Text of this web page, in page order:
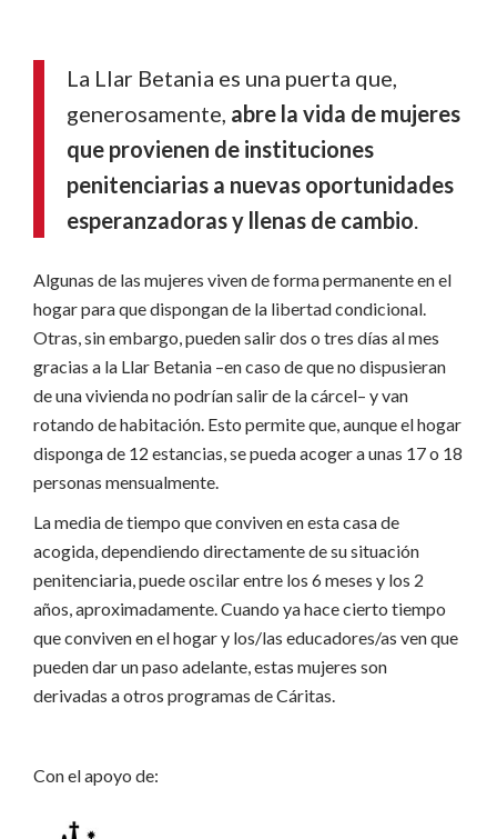
La Llar Betania es una puerta que,
generosamente, abre la vida de mujeres
que provienen de instituciones
penitenciarias a nuevas oportunidades
esperanzadoras y llenas de cambio.
Algunas de las mujeres viven de forma permanente en el
hogar para que dispongan de la libertad condicional.
Otras, sin embargo, pueden salir dos o tres días al mes
gracias a la Llar Betania –en caso de que no dispusieran
de una vivienda no podrían salir de la cárcel– y van
rotando de habitación. Esto permite que, aunque el hogar
disponga de 12 estancias, se pueda acoger a unas 17 o 18
personas mensualmente.
La media de tiempo que conviven en esta casa de
acogida, dependiendo directamente de su situación
penitenciaria, puede oscilar entre los 6 meses y los 2
años, aproximadamente. Cuando ya hace cierto tiempo
que conviven en el hogar y los/las educadores/as ven que
pueden dar un paso adelante, estas mujeres son
derivadas a otros programas de Cáritas.
Con el apoyo de: